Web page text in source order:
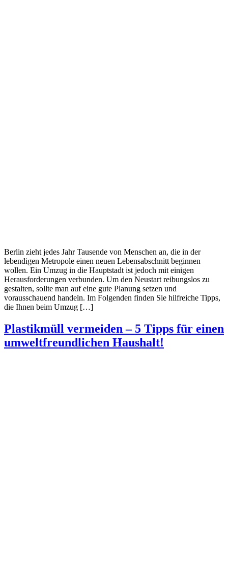
Berlin zieht jedes Jahr Tausende von Menschen an, die in der
lebendigen Metropole einen neuen Lebensabschnitt beginnen
wollen. Ein Umzug in die Hauptstadt ist jedoch mit einigen
Herausforderungen verbunden. Um den Neustart reibungslos zu
gestalten, sollte man auf eine gute Planung setzen und
vorausschauend handeln. Im Folgenden finden Sie hilfreiche Tipps,
die Ihnen beim Umzug […]
Plastikmüll vermeiden – 5 Tipps für einen
umweltfreundlichen Haushalt!